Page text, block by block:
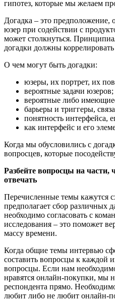
гипотез, которые мы желаем
Догадка – это предположение,
юзер при содействии с
может столкнуться.
догадки должны
О чем могут быть догадки:
юзеры, их портрет, их
вероятные задачи юзеров;
вероятные либо
барьеры и триггеры,
понятность интерфейса,
как интерфейс и его
Когда мы обусловились с
вопросцев, которые
Разбейте вопросцы на
отвечать
Перечисленные темы кажутся
предполагает сбор различных
необходимо согласовать с
исследования – это поможет
массу времени.
Когда общие темы интервью
составить вопросцы к каждой
вопросцы. Если нам
нравятся онлайн-покупки, мы
респондента прямо.
любит либо не любит онлайн-